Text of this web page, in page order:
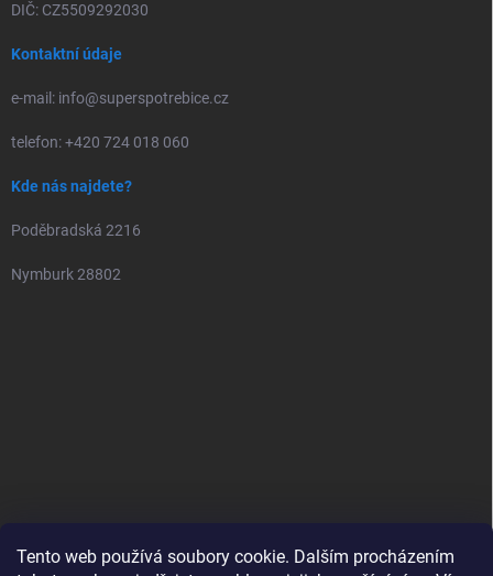
Tento web používá soubory cookie. Dalším procházením
DIČ: CZ5509292030
Kontaktní údaje
e-mail: info@superspotrebice.cz
telefon: +420 724 018 060
Kde nás najdete?
Poděbradská 2216
Nymburk 28802